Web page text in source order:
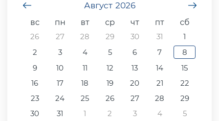
Август 2026
вс
пн вт ср чт пт
сб
26
27 28 29 30 31
1
2
3 4 5 6 7
8
9
10 11 12 13 14
15
16
17 18 19 20 21
22
23
24 25 26 27 28
29
30
31 1 2 3 4 5